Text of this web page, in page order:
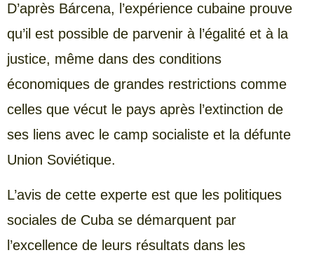
D’après Bárcena, l’expérience cubaine prouve
qu’il est possible de parvenir à l’égalité et à la
justice, même dans des conditions
économiques de grandes restrictions comme
celles que vécut le pays après l’extinction de
ses liens avec le camp socialiste et la défunte
Union Soviétique.
L’avis de cette experte est que les politiques
sociales de Cuba se démarquent par
l’excellence de leurs résultats dans les